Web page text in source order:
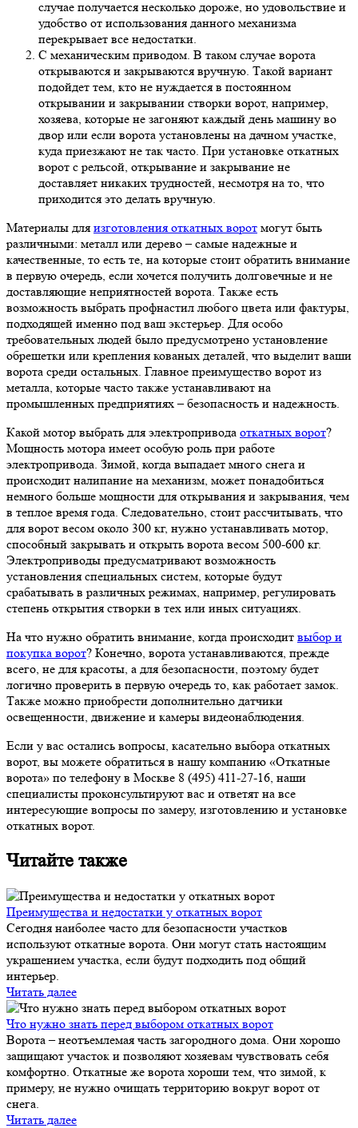
случае получается несколько дороже, но удовольствие и
удобство от использования данного механизма
перекрывает все недостатки.
С механическим приводом. В таком случае ворота
открываются и закрываются вручную. Такой вариант
подойдет тем, кто не нуждается в постоянном
открывании и закрывании створки ворот, например,
хозяева, которые не загоняют каждый день машину во
двор или если ворота установлены на дачном участке,
куда приезжают не так часто. При установке откатных
ворот с рельсой, открывание и закрывание не
доставляет никаких трудностей, несмотря на то, что
приходится это делать вручную.
Материалы для изготовления откатных ворот могут быть
различными: металл или дерево – самые надежные и
качественные, то есть те, на которые стоит обратить внимание
в первую очередь, если хочется получить долговечные и не
доставляющие неприятностей ворота. Также есть
возможность выбрать профнастил любого цвета или фактуры,
подходящей именно под ваш экстерьер. Для особо
требовательных людей было предусмотрено установление
обрешетки или крепления кованых деталей, что выделит ваши
ворота среди остальных. Главное преимущество ворот из
металла, которые часто также устанавливают на
промышленных предприятиях – безопасность и надежность.
Какой мотор выбрать для электропривода откатных ворот?
Мощность мотора имеет особую роль при работе
электропривода. Зимой, когда выпадает много снега и
происходит налипание на механизм, может понадобиться
немного больше мощности для открывания и закрывания, чем
в теплое время года. Следовательно, стоит рассчитывать, что
для ворот весом около 300 кг, нужно устанавливать мотор,
способный закрывать и открыть ворота весом 500-600 кг.
Электроприводы предусматривают возможность
установления специальных систем, которые будут
срабатывать в различных режимах, например, регулировать
степень открытия створки в тех или иных ситуациях.
На что нужно обратить внимание, когда происходит выбор и
покупка ворот? Конечно, ворота устанавливаются, прежде
всего, не для красоты, а для безопасности, поэтому будет
логично проверить в первую очередь то, как работает замок.
Также можно приобрести дополнительно датчики
освещенности, движение и камеры видеонаблюдения.
Если у вас остались вопросы, касательно выбора откатных
ворот, вы можете обратиться в нашу компанию «Откатные
ворота» по телефону в Москве 8 (495) 411-27-16, наши
специалисты проконсультируют вас и ответят на все
интересующие вопросы по замеру, изготовлению и установке
откатных ворот.
Читайте также
Преимущества и недостатки у откатных ворот
Сегодня наиболее часто для безопасности участков
используют откатные ворота. Они могут стать настоящим
украшением участка, если будут подходить под общий
интерьер.
Читать далее
Что нужно знать перед выбором откатных ворот
Ворота – неотъемлемая часть загородного дома. Они хорошо
защищают участок и позволяют хозяевам чувствовать себя
комфортно. Откатные же ворота хороши тем, что зимой, к
примеру, не нужно очищать территорию вокруг ворот от
снега.
Читать далее